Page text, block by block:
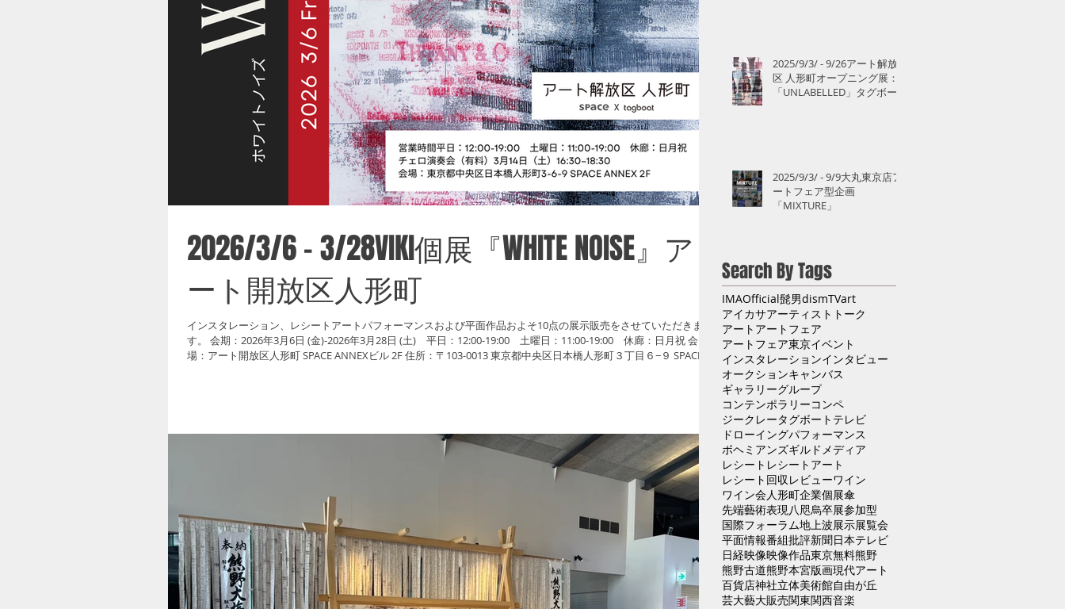
2026/3/6 - 3/28VIKI個展『WHITE NOISE』ア
ート開放区人形町
インスタレーション、レシートアートパフォーマンスおよび平面作品およそ10点の展示販売をさせていただきま
す。 会期：2026年3月6日 (金)-2026年3月28日 (土) 平日：12:00-19:00 土曜日：11:00-19:00 休廊：日月祝 会
場：アート開放区人形町 SPACE ANNEXビル 2F 住所：〒103-0013 東京都中央区日本橋人形町３丁目６−９ SPACE
2025/9/3/ - 9/26アート解放
区 人形町オープニング展：
「UNLABELLED」タグボー
2025/9/3/ - 9/9大丸東京店ア
ートフェア型企画
「MIXTURE」
Search By Tags
IMAOfficial髭男dismTVart
アイカサアーティストトーク
アート アートフェア
アートフェア東京イベント
インスタレーションインタビュー
オークションキャンバス
ギャラリーグループ
コンテンポラリーコンペ
ジークレータグボート テレビ
ドローイングパフォーマンス
ボヘミアンズギルド メディア
レシート レシートアート
レシート回収レビューワイン
ワイン会人形町企業個展傘
先端藝術表現八咫烏卒展参加型
国際フォーラム地上波展示展覧会
平面情報番組批評新聞日本テレビ
日経映像映像作品東京無料熊野
熊野古道熊野本宮版画現代アート
百貨店神社立体美術館自由が丘
芸大藝大販売関東関西音楽